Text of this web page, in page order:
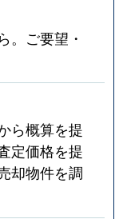
。ご要望・
ら概算を提
定価格を提
却物件を調